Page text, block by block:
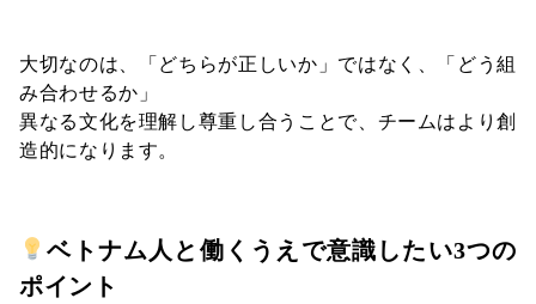
大切なのは、「どちらが正しいか」ではなく、「どう組
み合わせるか」
異なる文化を理解し尊重し合うことで、チームはより創
造的になります。
ベトナム人と働くうえで意識したい3つの
ポイント